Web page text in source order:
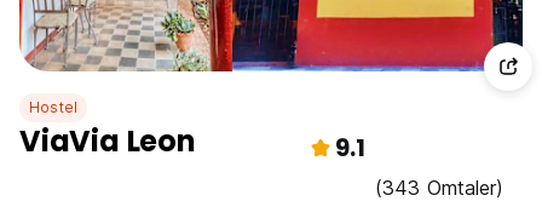
Hostel
ViaVia Leon 9.1
(343 Omtaler)